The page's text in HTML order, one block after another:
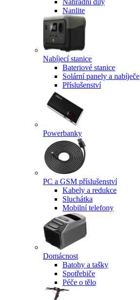
Náhradní díly
Nanlite
Nabíjecí stanice
Bateriové stanice
Solární panely a nabíječe
Příslušenství
Powerbanky
PC a GSM příslušenství
Kabely a redukce
Sluchátka
Mobilní telefony
Domácnost
Batohy a tašky
Spotřebiče
Péče o tělo